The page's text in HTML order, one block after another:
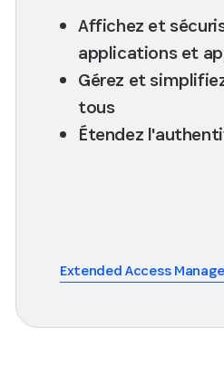
Affichez et
applications et
Gérez et
tous
Étendez
Extended Access